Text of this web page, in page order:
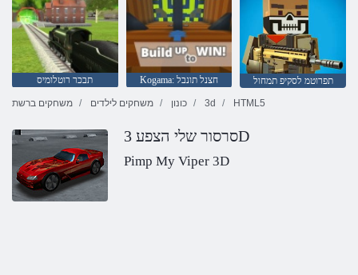
תבכר רוטלומיס Kogama: חצנל תונבל
תפרוטמ לסקיפ תמחול
משחקים ברשת
משחקים לילדים כונון 3d HTML5
סרסור שלי הצפע 3D
Pimp My Viper 3D